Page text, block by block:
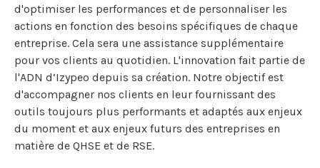
d'optimiser les performances et de personnaliser les
actions en fonction des besoins spécifiques de chaque
entreprise. Cela sera une assistance supplémentaire
pour vos clients au quotidien. L'innovation fait partie de
l'ADN d‘Izypeo depuis sa création. Notre objectif est
d'accompagner nos clients en leur fournissant des
outils toujours plus performants et adaptés aux enjeux
du moment et aux enjeux futurs des entreprises en
matière de QHSE et de RSE.